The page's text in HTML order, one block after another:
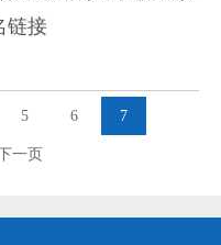
链接
5 6 7
一页